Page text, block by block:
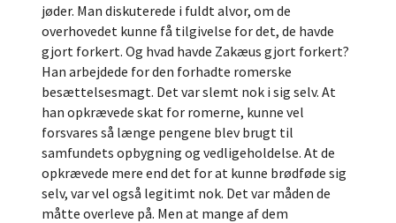
jøder. Man diskuterede i fuldt alvor, om de
overhovedet kunne få tilgivelse for det, de havde
gjort forkert. Og hvad havde Zakæus gjort forkert?
Han arbejdede for den forhadte romerske
besættelsesmagt. Det var slemt nok i sig selv. At
han opkrævede skat for romerne, kunne vel
forsvares så længe pengene blev brugt til
samfundets opbygning og vedligeholdelse. At de
opkrævede mere end det for at kunne brødføde sig
selv, var vel også legitimt nok. Det var måden de
måtte overleve på. Men at mange af dem